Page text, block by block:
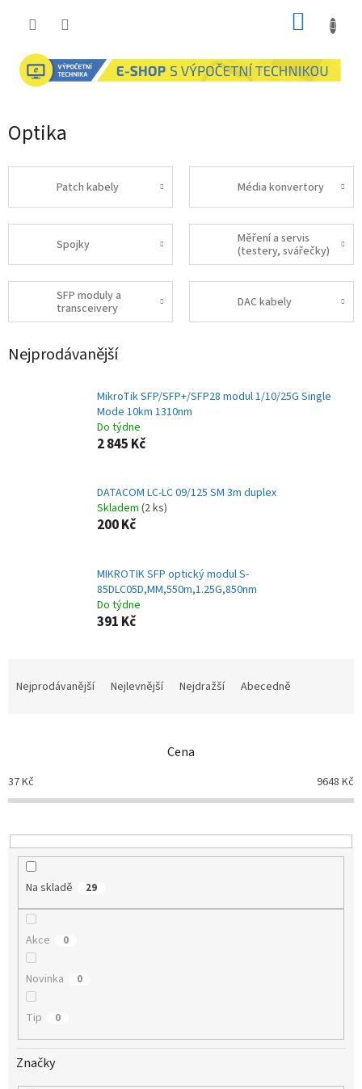
Optika
Patch kabely Média konvertory
Spojky
Měření a servis
(testery, svářečky)
SFP moduly a
transceivery
DAC kabely
Nejprodávanější
MikroTik SFP/SFP+/SFP28 modul 1/10/25G Single
Mode 10km 1310nm
Do týdne
2 845 Kč
DATACOM LC-LC 09/125 SM 3m duplex
Skladem (2 ks)
200 Kč
MIKROTIK SFP optický modul S-
85DLC05D,MM,550m,1.25G,850nm
Do týdne
391 Kč
p
r
o
u
Nejprodávanější Nejlevnější Nejdražší Abecedně
Cena
37Kč 9648 Kč
Na skladě 29
Akce 0
Novinka 0
Tip 0
Značky